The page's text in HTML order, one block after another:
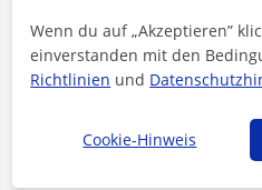
50€ /h
Online-Unterricht
Wenn du auf „Akzeptieren”
einverstanden mit den
Richtlinien und
Cookie-Hinweis